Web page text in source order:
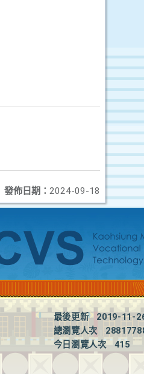
發佈日期： 2024-09-18
最後更新
2019-11-
總瀏覽人次
今日瀏覽人次
415